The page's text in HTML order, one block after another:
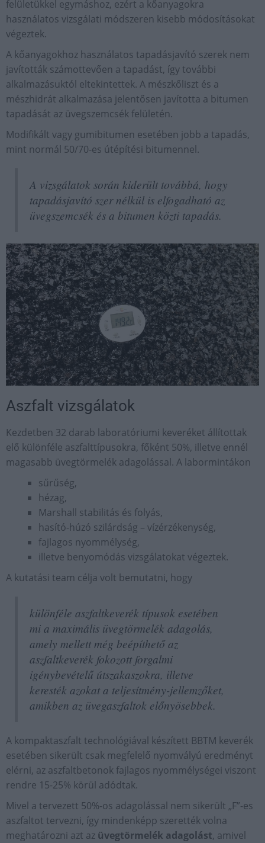
felületükkel egymáshoz, ezért a kőanyagokra
használatos vizsgálati módszeren kisebb módosításokat
végeztek.
A kőanyagokhoz használatos tapadásjavító szerek nem
javították számottevően a tapadást, így további
alkalmazásuktól eltekintettek. A mészkőliszt és a
mészhidrát alkalmazása jelentősen javította a bitumen
tapadását az üvegszemcsék felületén.
Modifikált vagy gumibitumen esetében jobb a tapadás,
mint normál 50/70-es útépítési bitumennel.
A vizsgálatok során kiderült továbbá, hogy
tapadásjavító szer nélkül is elfogadható az
üvegszemcsék és a bitumen közti tapadás.
Aszfalt vizsgálatok
Kezdetben 32 darab laboratóriumi keveréket állítottak
elő különféle aszfalttípusokra, főként 50%, illetve ennél
magasabb üvegtörmelék adagolással. A labormintákon
sűrűség,
hézag,
Marshall stabilitás és folyás,
hasító-húzó szilárdság – vízérzékenység,
fajlagos nyommélység,
illetve benyomódás vizsgálatokat végeztek.
A kutatási team célja volt bemutatni, hogy
különféle aszfaltkeverék típusok esetében
mi a maximális üvegtörmelék adagolás,
amely mellett még beépíthető az
aszfaltkeverék fokozott forgalmi
igénybevételű útszakaszokra, illetve
keresték azokat a teljesítmény-jellemzőket,
amikben az üvegaszfaltok előnyösebbek.
A kompaktaszfalt technológiával készített BBTM keverék
esetében sikerült csak megfelelő nyomvályú eredményt
elérni, az aszfaltbetonok fajlagos nyommélységei viszont
rendre 15-25% körül adódtak.
Mivel a tervezett 50%-os adagolással nem sikerült „F”-es
aszfaltot tervezni, így mindenképp szerették volna
meghatározni azt az üvegtörmelék adagolást, amivel